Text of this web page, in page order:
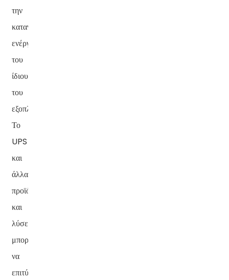
την
κατανάλωση
ενέργειας
του
ίδιου
του
εξοπλισμού.
Το
UPS
και
άλλα
προϊόντα
και
λύσεις
μπορούν
να
επιτύχουν